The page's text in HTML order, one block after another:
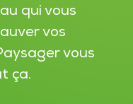
qui vous
vos
vous
ça.